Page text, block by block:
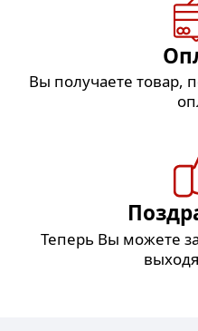
Вы получаете товар,
Теперь Вы можете